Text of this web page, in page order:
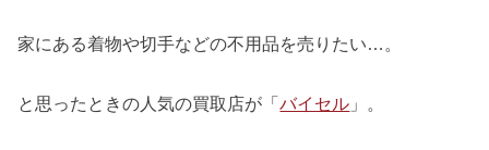
家にある着物や切手などの不用品を売りたい…。
と思ったときの人気の買取店が「バイセル 」。